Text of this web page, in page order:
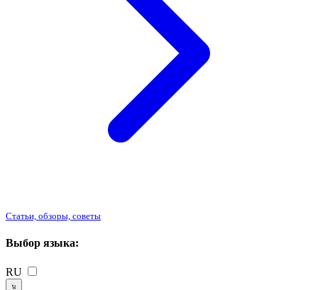
Статьи, обзоры, советы
Выбор языка:
RU